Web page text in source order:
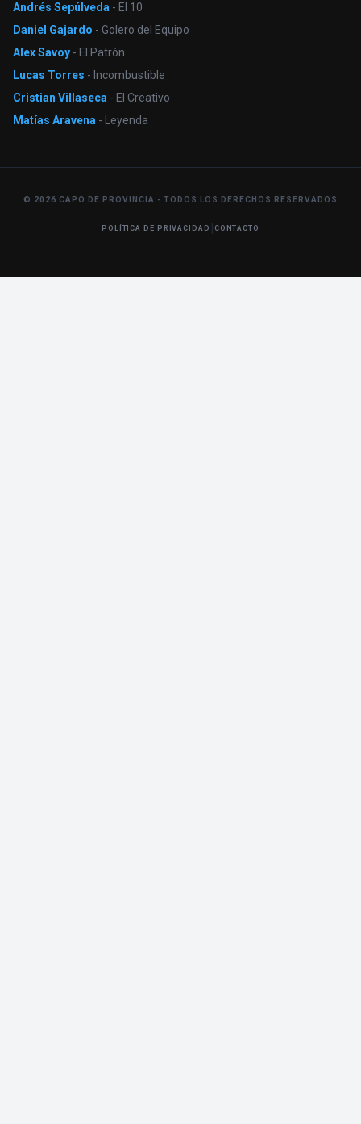
Andrés Sepúlveda - El 10
Daniel Gajardo - Golero del Equipo
Alex Savoy - El Patrón
Lucas Torres - Incombustible
Cristian Villaseca - El Creativo
Matías Aravena - Leyenda
© 2026 CAPO DE PROVINCIA - TODOS LOS DERECHOS RESERVADOS
POLÍTICA DE PRIVACIDAD CONTACTO